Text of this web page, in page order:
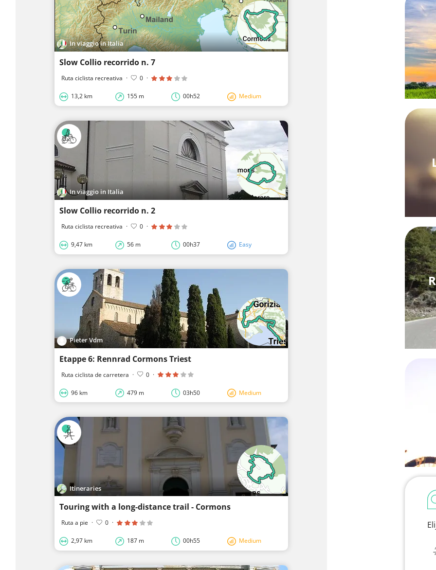
In viaggio in Italia
Slow Collio recorrido n. 7
Ruta ciclista recreativa · 0 ·
13,2 km 155 m 00h52 Medium
In viaggio in Italia
Slow Collio recorrido n. 2
Ruta ciclista recreativa · 0 ·
9,47 km 56 m 00h37 Easy
Pieter Vdm
Etappe 6: Rennrad Cormons Triest
Ruta ciclista de carretera · 0 ·
96 km 479 m 03h50 Medium
Itineraries
Touring with a long-distance trail - Cormons
Ruta a pie · 0 ·
2,97 km 187 m 00h55 Medium